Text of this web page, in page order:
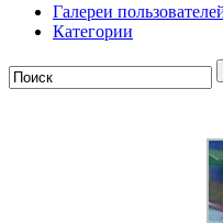
Галереи
Категории